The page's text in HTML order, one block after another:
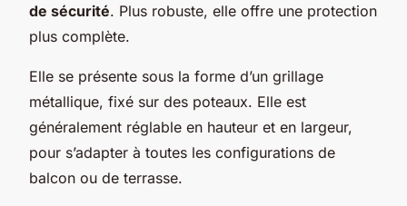
de sécurité. Plus robuste, elle offre une protection
plus complète.
Elle se présente sous la forme d’un grillage
métallique, fixé sur des poteaux. Elle est
généralement réglable en hauteur et en largeur,
pour s’adapter à toutes les configurations de
balcon ou de terrasse.